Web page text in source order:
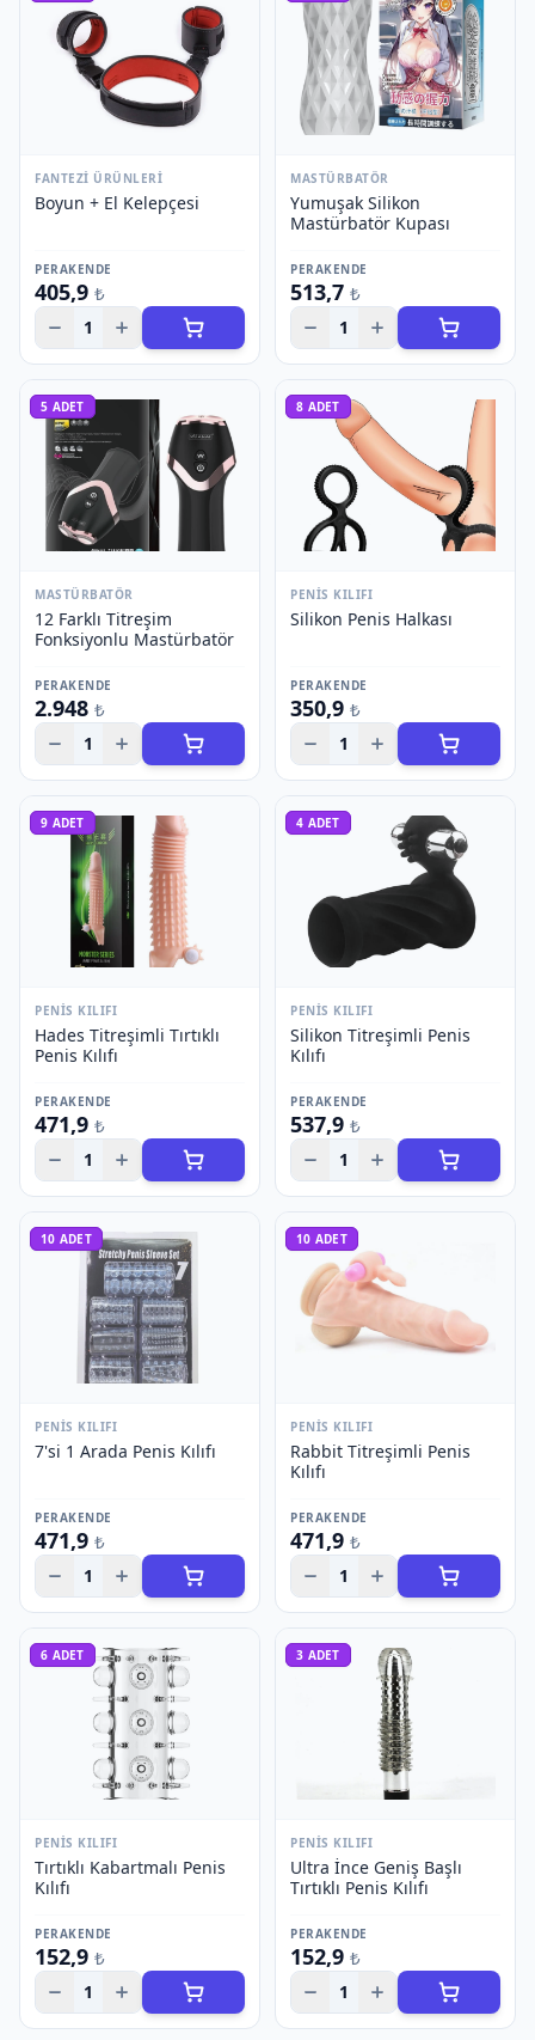
FANTEZI ÜRÜNLERI
Boyun + El Kelepçesi
PERAKENDE
405,9 ₺
1
MASTÜRBATÖR
Yumuşak Silikon
Mastürbatör Kupası
PERAKENDE
513,7 ₺
1
5 ADET
MASTÜRBATÖR
12 Farklı Titreşim
Fonksiyonlu Mastürbatör
PERAKENDE
2.948 ₺
1
8 ADET
PENIS KILIFI
Silikon Penis Halkası
PERAKENDE
350,9 ₺
1
9 ADET
PENIS KILIFI
Hades Titreşimli Tırtıklı
Penis Kılıfı
PERAKENDE
471,9 ₺
1
4 ADET
PENIS KILIFI
Silikon Titreşimli Penis
Kılıfı
PERAKENDE
537,9 ₺
1
10 ADET
PENIS KILIFI
7'si 1 Arada Penis Kılıfı
PERAKENDE
471,9 ₺
1
10 ADET
PENIS KILIFI
Rabbit Titreşimli Penis
Kılıfı
PERAKENDE
471,9 ₺
1
6 ADET
PENIS KILIFI
Tırtıklı Kabartmalı Penis
Kılıfı
PERAKENDE
152,9 ₺
1
3 ADET
PENIS KILIFI
Ultra İnce Geniş Başlı
Tırtıklı Penis Kılıfı
PERAKENDE
152,9 ₺
1